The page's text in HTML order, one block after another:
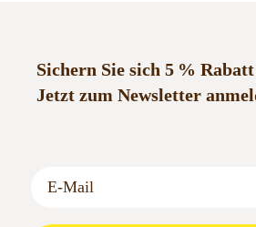
Sichern Sie sich 5 %
Jetzt zum Newsletter